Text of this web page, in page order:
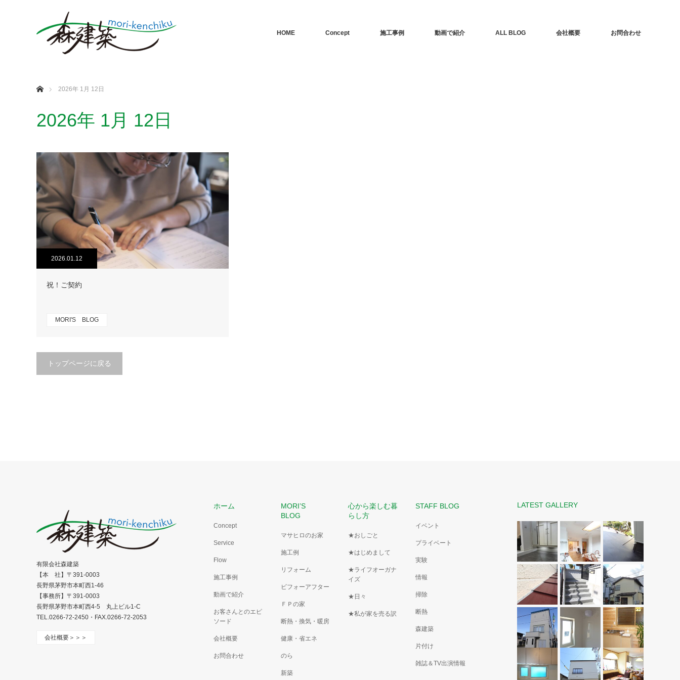
HOME Concept 施工事例 動画で紹介 ALL BLOG 会社概要 お問合わせ
2026年 1月 12日
2026年 1月 12日
2026.01.12
祝！ご契約
MORI'S BLOG
トップページに戻る
ホーム
Concept
Service
Flow
施工事例
動画で紹介
お客さんとのエピ
ソード
会社概要
お問合わせ
MORI’S
BLOG
マサヒロのお家
施工例
リフォーム
ビフォーアフター
ＦＰの家
断熱・換気・暖房
健康・省エネ
のら
新築
心から楽しむ暮
らし方
★おしごと
★はじめまして
★ライフオーガナ
イズ
★日々
★私が家を売る訳
STAFF BLOG
イベント
プライベート
実験
情報
掃除
断熱
森建築
片付け
雑誌＆TV出演情報
LATEST GALLERY
有限会社森建築
【本 社】〒391-0003
長野県茅野市本町西1-46
【事務所】〒391-0003
長野県茅野市本町西4-5 丸上ビル1-C
TEL.0266-72-2450・FAX.0266-72-2053
会社概要＞＞＞